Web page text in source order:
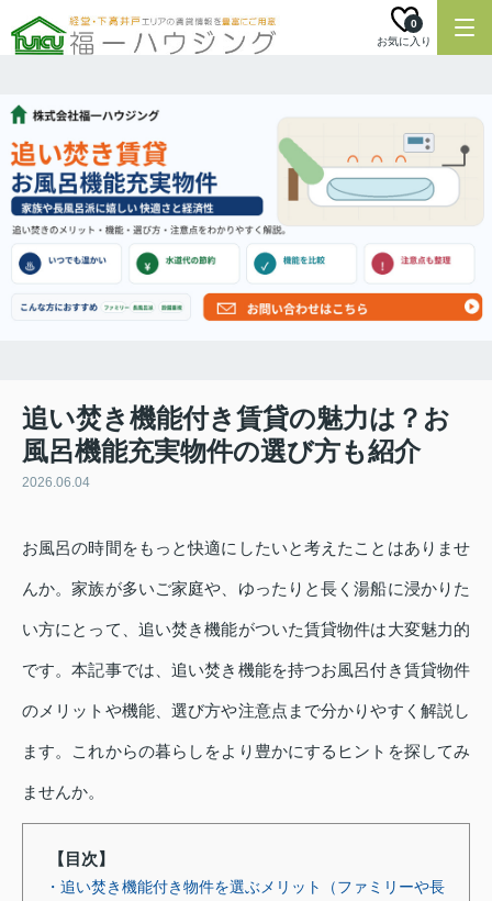
お気に入り
0
追い焚き機能付き賃貸の魅力は？お
風呂機能充実物件の選び方も紹介
2026.06.04
お風呂の時間をもっと快適にしたいと考えたことはありませ
んか。家族が多いご家庭や、ゆったりと長く湯船に浸かりた
い方にとって、追い焚き機能がついた賃貸物件は大変魅力的
です。本記事では、追い焚き機能を持つお風呂付き賃貸物件
のメリットや機能、選び方や注意点まで分かりやすく解説し
ます。これからの暮らしをより豊かにするヒントを探してみ
ませんか。
【目次】
・追い焚き機能付き物件を選ぶメリット（ファミリーや長